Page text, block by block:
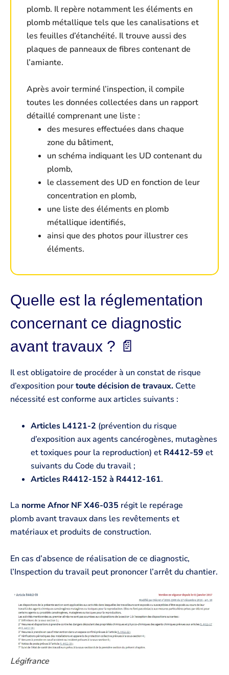
plomb. Il repère notamment les éléments en
plomb métallique tels que les canalisations et
les feuilles d’étanchéité. Il trouve aussi des
plaques de panneaux de fibres contenant de
l’amiante.
Après avoir terminé l’inspection, il compile
toutes les données collectées dans un rapport
détaillé comprenant une liste :
des mesures effectuées dans chaque
zone du bâtiment,
un schéma indiquant les UD contenant du
plomb,
le classement des UD en fonction de leur
concentration en plomb,
une liste des éléments en plomb
métallique identifiés,
ainsi que des photos pour illustrer ces
éléments.
Quelle est la réglementation
concernant ce diagnostic
avant travaux ? 📄
Il est obligatoire de procéder à un constat de risque
d’exposition pourtoute décision de travaux. Cette
nécessité est conforme aux articles suivants :
Articles L4121-2 (prévention du risque
d’exposition aux agents cancérogènes, mutagènes
et toxiques pour la reproduction) et R4412-59 et
suivants du Code du travail ;
Articles R4412-152 à R4412-161.
La norme Afnor NF X46-035 régit le repérage
plomb avant travaux dans les revêtements et
matériaux et produits de construction.
En cas d’absence de réalisation de ce diagnostic,
l’Inspection du travail peut prononcer l’arrêt du chantier.
Légifrance